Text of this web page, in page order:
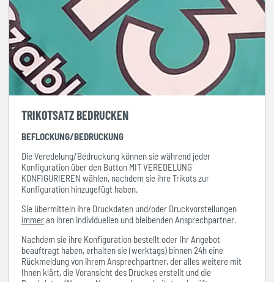
TRIKOTSATZ BEDRUCKEN
BEFLOCKUNG/BEDRUCKUNG
Die Veredelung/Bedruckung können sie während jeder
Konfiguration über den Button MIT VEREDELUNG
KONFIGURIEREN wählen, nachdem sie ihre Trikots zur
Konfiguration hinzugefügt haben.
Sie übermitteln ihre Druckdaten und/oder Druckvorstellungen
immeran ihren individuellen und bleibenden Ansprechpartner.
Nachdem sie ihre Konfiguration bestellt oder Ihr Angebot
beauftragt haben, erhalten sie (werktags) binnen 24h eine
Rückmeldung von ihrem Ansprechpartner, der alles weitere mit
Ihnen klärt, die Voransicht des Druckes erstellt und die